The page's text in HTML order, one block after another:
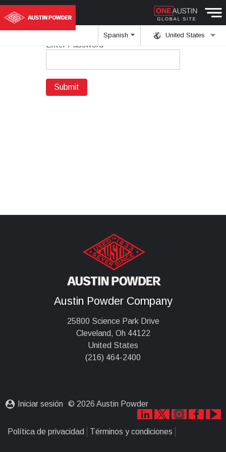
United States
Spanish
Enter Password
Submit
Austin Powder Company
25800 Science Park Drive
Cleveland, Oh 44122
United States
(216) 464-2400
Iniciar sesión © 2026 Austin Powder
Política de privacidad Términos y condiciones